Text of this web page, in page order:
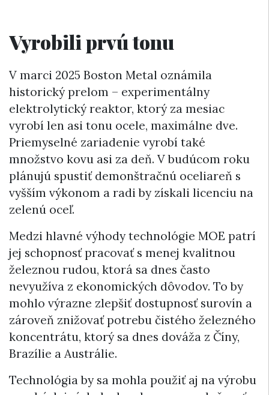
Vyrobili prvú tonu
V marci 2025 Boston Metal oznámila
historický prelom – experimentálny
elektrolytický reaktor, ktorý za mesiac
vyrobí len asi tonu ocele, maximálne dve.
Priemyselné zariadenie vyrobí také
množstvo kovu asi za deň. V budúcom roku
plánujú spustiť demonštračnú oceliareň s
vyšším výkonom a radi by získali licenciu na
zelenú oceľ.
Medzi hlavné výhody technológie MOE patrí
jej schopnosť pracovať s menej kvalitnou
železnou rudou, ktorá sa dnes často
nevyužíva z ekonomických dôvodov. To by
mohlo výrazne zlepšiť dostupnosť surovín a
zároveň znižovať potrebu čistého železného
koncentrátu, ktorý sa dnes dováža z Číny,
Brazílie a Austrálie.
Technológia by sa mohla použiť aj na výrobu